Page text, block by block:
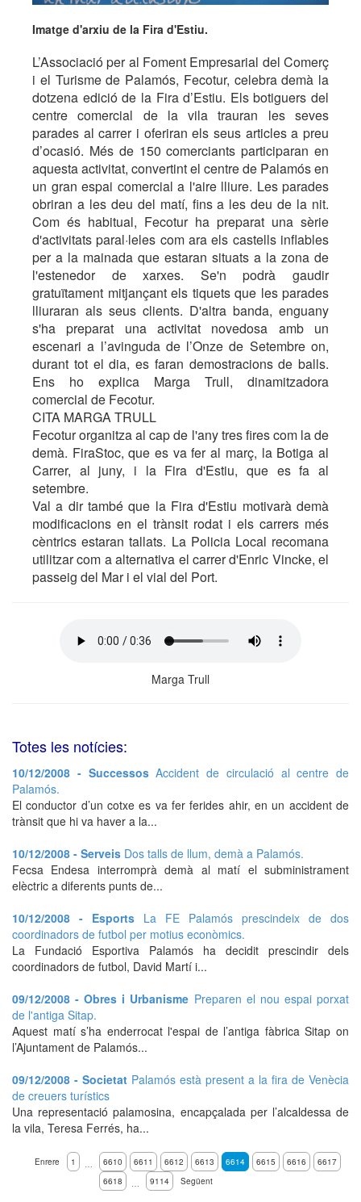
Imatge d'arxiu de la Fira d'Estiu.
L’Associació per al Foment Empresarial del Comerç
i el Turisme de Palamós, Fecotur, celebra demà la
dotzena edició de la Fira d’Estiu. Els botiguers del
centre comercial de la vila trauran les seves
parades al carrer i oferiran els seus articles a preu
d’ocasió. Més de 150 comerciants participaran en
aquesta activitat, convertint el centre de Palamós en
un gran espai comercial a l'aire lliure. Les parades
obriran a les deu del matí, fins a les deu de la nit.
Com és habitual, Fecotur ha preparat una sèrie
d'activitats paral·leles com ara els castells inflables
per a la mainada que estaran situats a la zona de
l'estenedor de xarxes. Se'n podrà gaudir
gratuïtament mitjançant els tiquets que les parades
lliuraran als seus clients. D'altra banda, enguany
s'ha preparat una activitat novedosa amb un
escenari a l’avinguda de l’Onze de Setembre on,
durant tot el dia, es faran demostracions de balls.
Ens ho explica Marga Trull, dinamitzadora
comercial de Fecotur.
CITA MARGA TRULL
Fecotur organitza al cap de l'any tres fires com la de
demà. FiraStoc, que es va fer al març, la Botiga al
Carrer, al juny, i la Fira d'Estiu, que es fa al
setembre.
Val a dir també que la Fira d'Estiu motivarà demà
modificacions en el trànsit rodat i els carrers més
cèntrics estaran tallats. La Policia Local recomana
utilitzar com a alternativa el carrer d'Enric Vincke, el
passeig del Mar i el vial del Port.
Marga Trull
Totes les notícies:
10/12/2008 - SuccessosAccident de circulació al centre de
Palamós.
El conductor d’un cotxe es va fer ferides ahir, en un accident de
trànsit que hi va haver a la...
10/12/2008 - Serveis Dos talls de llum, demà a Palamós.
Fecsa Endesa interromprà demà al matí el subministrament
elèctric a diferents punts de...
10/12/2008 - Esports La FE Palamós prescindeix de dos
coordinadors de futbol per motius econòmics.
La Fundació Esportiva Palamós ha decidit prescindir dels
coordinadors de futbol, David Martí i...
09/12/2008 - Obres i Urbanisme Preparen el nou espai porxat
de l'antiga Sitap.
Aquest matí s’ha enderrocat l'espai de l’antiga fàbrica Sitap on
l’Ajuntament de Palamós...
09/12/2008 - Societat Palamós està present a la fira de Venècia
de creuers turístics
Una representació palamosina, encapçalada per l’alcaldessa de
la vila, Teresa Ferrés, ha...
Enrere 1 … 6610 6611 6612 6613 6614 6615 6616
6617
6618
… 9114 Següent